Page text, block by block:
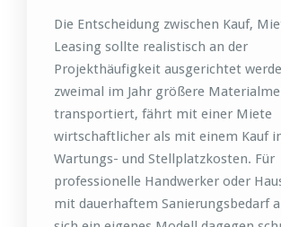
Die Entscheidung zwischen Kauf,
Leasing sollte realistisch an der
Projekthäufigkeit ausgerichtet
zweimal im Jahr größere
transportiert, fährt mit einer Miete
wirtschaftlicher als mit einem Kauf
Wartungs- und Stellplatzkosten. Für
professionelle Handwerker oder
mit dauerhaftem Sanierungsbedarf